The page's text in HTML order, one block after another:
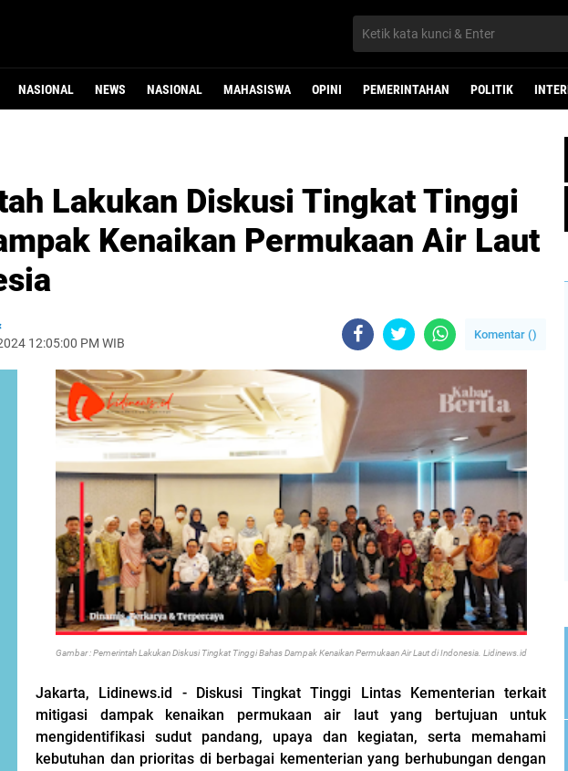
NASIONAL NEWS NASIONAL MAHASISWA OPINI PEMERINTAHAN POLITIK
Lakukan Diskusi Tingkat Tinggi
Kenaikan Permukaan Air Laut
12:05:00 PM WIB
Komentar ()
Gambar : Pemerintah Lakukan Diskusi Tingkat Tinggi Bahas Dampak Kenaikan Permukaan Air Laut di Indonesia. Lidinews.id
Jakarta, Lidinews.id - Diskusi Tingkat Tinggi Lintas Kementerian terkait
mitigasi dampak kenaikan permukaan air laut yang bertujuan untuk
mengidentifikasi sudut pandang, upaya dan kegiatan, serta memahami
kebutuhan dan prioritas di berbagai kementerian yang berhubungan dengan